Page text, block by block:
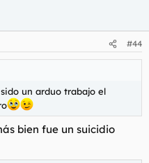
#44
un arduo trabajo el
bien fue un suicidio